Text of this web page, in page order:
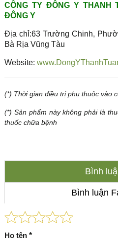
CÔNG TY ĐÔNG Y THANH
ĐÔNG Y
Địa chỉ:63 Trường Chinh,
Bà Rịa Vũng Tàu
Website:
(*) Thời gian điều trị phụ thuộc vào
(*) Sản phẩm này không phải là
thuốc chữa bệnh
Bình
Bình luận
Họ tên *